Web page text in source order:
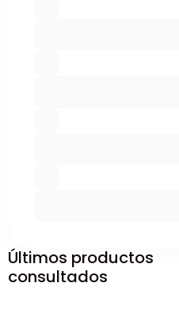
Últimos productos
consultados